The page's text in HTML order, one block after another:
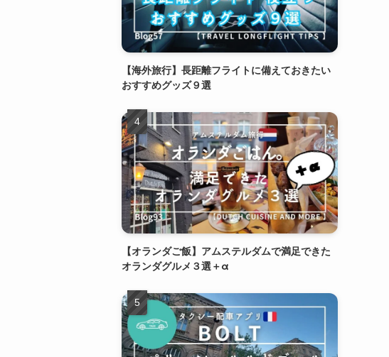
【海外旅行】長距離フライトに備えておきたい
おすすめグッズ９選
【オランダご飯】アムステルダムで満足できた
オランダグルメ３選＋α